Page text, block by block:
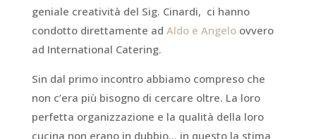
geniale creatività del Sig. Cinardi, ci hanno
condotto direttamente ad Aldo e Angeloovvero
ad International Catering.
Sin dal primo incontro abbiamo compreso che
non c’era più bisogno di cercare oltre. La loro
perfetta organizzazione e la qualità della loro
cucina non erano in dubbio… in questo la stima